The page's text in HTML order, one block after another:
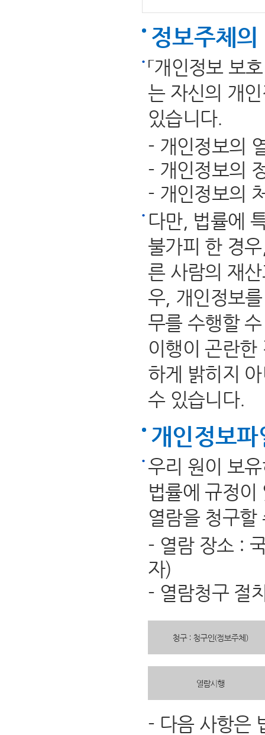
정보주체의
「개인정보 보
는 자신의 개
있습니다.
- 개인정보의
- 개인정보의
- 개인정보의
다만, 법률에
불가피 한 경
른 사람의 재
우, 개인정보
무를 수행할
이행이 곤란한
하게 밝히지
수 있습니다.
개인정보
우리 원이 보유
법률에 규정
열람을 청구할
- 열람 장소 :
자)
- 열람청구 절
- 다음 사항은